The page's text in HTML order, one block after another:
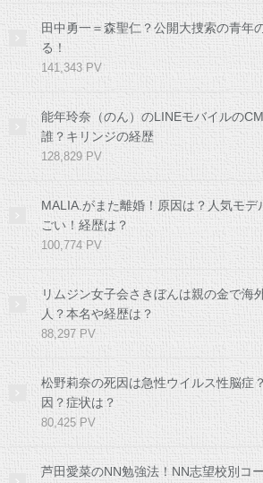
田中勇一＝森聖仁？公開大捜索の青年
る！
141,343 PV
能年玲奈（のん）のLINEモバイルの
誰？キリンジの経歴
128,829 PV
MALIA.がまた離婚！原因は？人気モデ
ごい！経歴は？
100,774 PV
リムジン女子会さきぼんは親の金で海
人？本名や経歴は？
88,297 PV
松野莉奈の死因は急性ウイルス性脳症
因？症状は？
80,425 PV
芦田愛菜のNN勉強法！NN志望校別コ